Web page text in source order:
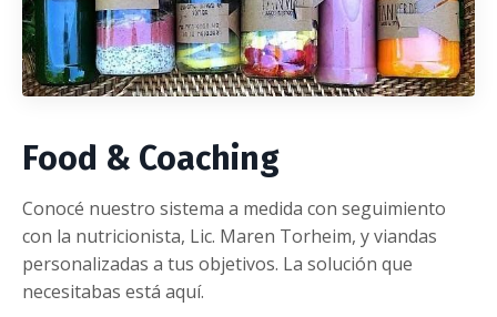
Food & Coaching
Conocé nuestro sistema a medida con seguimiento
con la nutricionista, Lic. Maren Torheim, y viandas
personalizadas a tus objetivos. La solución que
necesitabas está aquí.